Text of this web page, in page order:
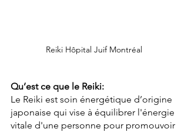
Reiki Hôpital Juif Montréal
Qu’est ce que le Reiki:
Le Reiki est soin énergétique d’origine
japonaise qui vise à équilibrer l'énergie
vitale d'une personne pour promouvoir